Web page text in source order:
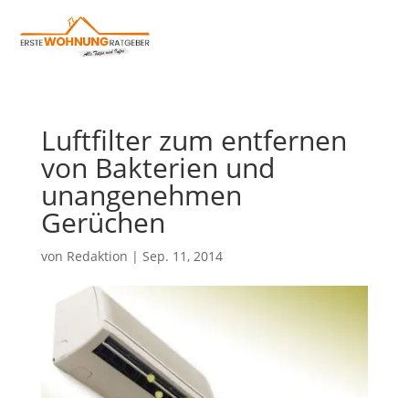
Luftfilter zum entfernen
von Bakterien und
unangenehmen
Gerüchen
von Redaktion | Sep. 11, 2014